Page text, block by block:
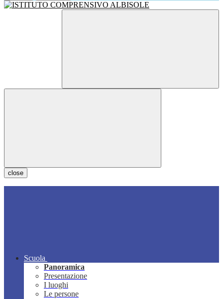
close
Scuola
Panoramica
Presentazione
I luoghi
Le persone